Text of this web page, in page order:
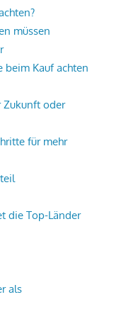
müssen
beim Kauf achten
Zukunft oder
für mehr
die Top-Länder
als